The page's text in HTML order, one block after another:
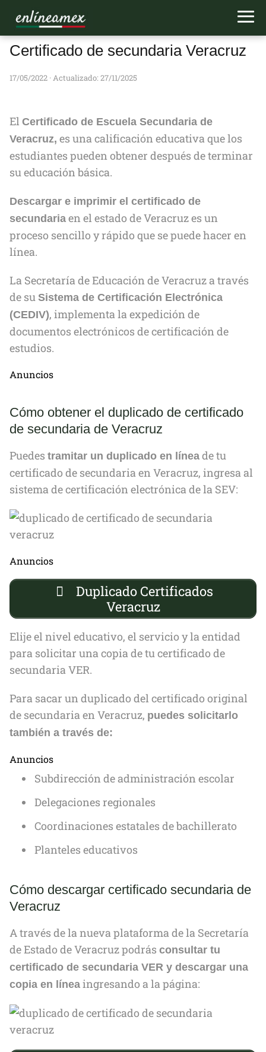
Certificado de secundaria Veracruz
17/05/2022 · Actualizado: 27/11/2025
El Certificado de Escuela Secundaria de
Veracruz, es una calificación educativa que los
estudiantes pueden obtener después de terminar
su educación básica.
Descargar e imprimir el certificado de
secundaria en el estado de Veracruz es un
proceso sencillo y rápido que se puede hacer en
línea.
La Secretaría de Educación de Veracruz a través
de su Sistema de Certificación Electrónica
(CEDIV), implementa la expedición de
documentos electrónicos de certificación de
estudios.
Anuncios
Cómo obtener el duplicado de certificado
de secundaria de Veracruz
Puedes tramitar un duplicado en línea de tu
certificado de secundaria en Veracruz, ingresa al
sistema de certificación electrónica de la SEV:
Anuncios
Duplicado Certificados
Veracruz
Elije el nivel educativo, el servicio y la entidad
para solicitar una copia de tu certificado de
secundaria VER.
Para sacar un duplicado del certificado original
de secundaria en Veracruz, puedes solicitarlo
también a través de:
Anuncios
Subdirección de administración escolar
Delegaciones regionales
Coordinaciones estatales de bachillerato
Planteles educativos
Cómo descargar certificado secundaria de
Veracruz
A través de la nueva plataforma de la Secretaría
de Estado de Veracruz podrás consultar tu
certificado de secundaria VER y descargar una
copia en línea ingresando a la página: